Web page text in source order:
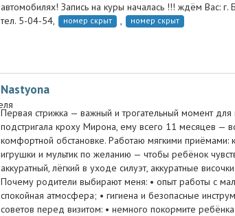
автомобилях! Запись на куры началась !!! ждём Вас: г.
тел. 5-04-54,
номер скрыт , номер скрыт
Nastyona
Первая стрижка — важный и трогательный момент
подстригала кроху Мирона, ему всего 11 месяцев —
комфортной обстановке. Работаю мягкими приёмами:
игрушки и мультик по желанию — чтобы ребёнок
аккуратный, лёгкий в уходе силуэт, аккуратные
Почему родители выбирают меня: • опыт работы с
спокойная атмосфера; • гигиена и безопасные
советов перед визитом: • немного покормите